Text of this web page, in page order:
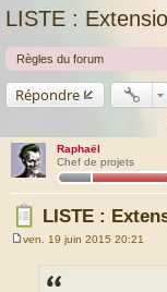
LISTE :
Règles du forum
Répondre
Raphaël
Chef de projets
LISTE :
ven. 19 juin 2015 20:21